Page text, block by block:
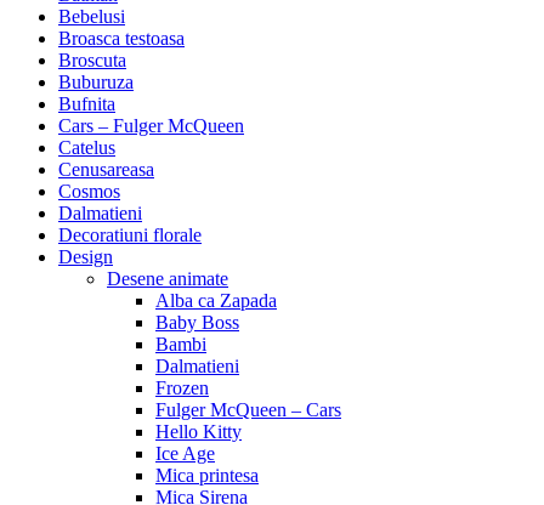
Bebelusi
Broasca testoasa
Broscuta
Buburuza
Bufnita
Cars – Fulger McQueen
Catelus
Cenusareasa
Cosmos
Dalmatieni
Decoratiuni florale
Design
Desene animate
Alba ca Zapada
Baby Boss
Bambi
Dalmatieni
Frozen
Fulger McQueen – Cars
Hello Kitty
Ice Age
Mica printesa
Mica Sirena